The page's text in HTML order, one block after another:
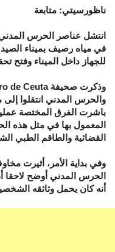
ناظورسيتي: متابعة
انتشل عناصر الحرس
في مياه رصيف بميناء الصيد
للجهاز داخل الميناء وفتح
والحرس المدني انتقلوا
باشرت الفرق المختصة
المعمول بها في مثل هذه
القضائية والطاقم الطبي
وفي بداية الأمر، أثيرت
أنه كان يحمل وثائقه